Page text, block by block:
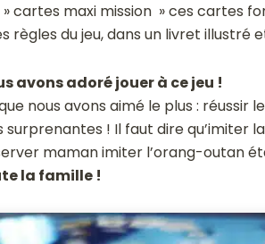
cartes maxi mission » ces cartes
règles du jeu, dans un livret illustré
avons adoré jouer à ce jeu !
nous avons aimé le plus : réussir
surprenantes ! Il faut dire qu’imiter
maman imiter l’orang-outan
la famille !